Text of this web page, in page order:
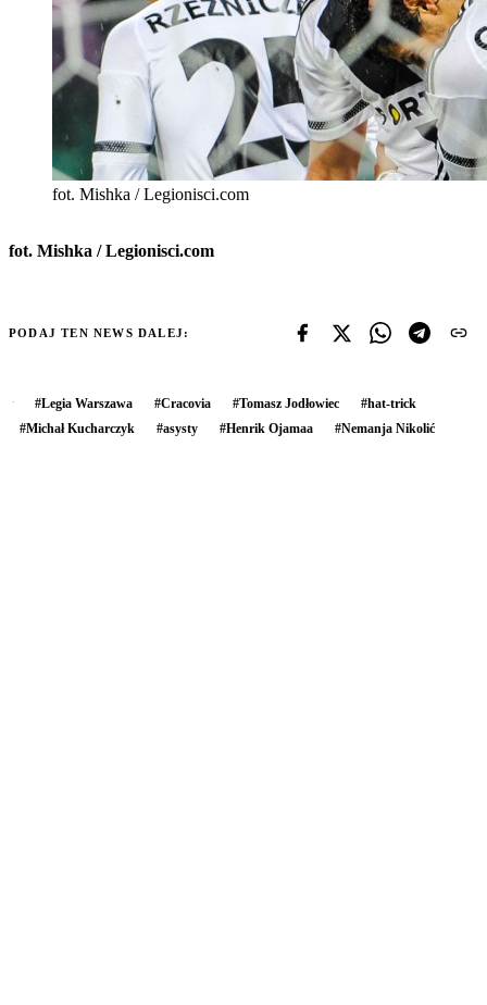
fot. Mishka / Legionisci.com
fot. Mishka / Legionisci.com
PODAJ TEN NEWS DALEJ:
#Legia Warszawa #Cracovia #Tomasz Jodłowiec #hat-trick
#Michał Kucharczyk #asysty #Henrik Ojamaa #Nemanja Nikolić